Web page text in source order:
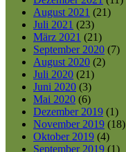
August 2021 (21)
Juli 2021 (23)
März 2021 (21)
September 2020 (7)
August 2020 (2)
Juli 2020 (21)
Juni 2020 (3)
Mai 2020 (6)
Dezember 2019 (1)
November 2019 (18)
Oktober 2019 (4)
September 2019 (1)